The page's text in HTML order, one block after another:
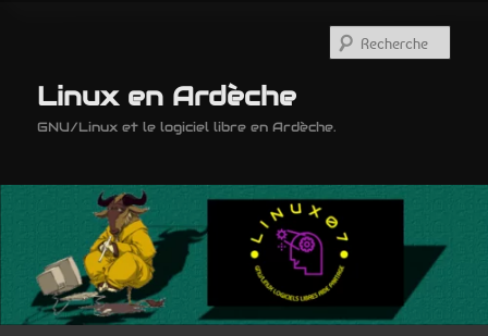
secondaireLinux en Ardèche
GNU/Linux et le logiciel libre en Ardèche.